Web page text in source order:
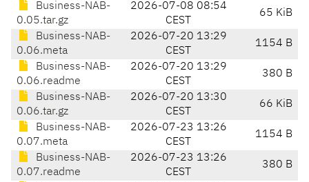
Business-NAB-
0.05.tar.gz
2026-07-08 08:54
CEST
65 KiB
Business-NAB-
0.06.meta
2026-07-20 13:29
CEST
1154 B
Business-NAB-
0.06.readme
2026-07-20 13:29
CEST
380 B
Business-NAB-
0.06.tar.gz
2026-07-20 13:30
CEST
66 KiB
Business-NAB-
0.07.meta
2026-07-23 13:26
CEST
1154 B
Business-NAB-
0.07.readme
2026-07-23 13:26
CEST
380 B